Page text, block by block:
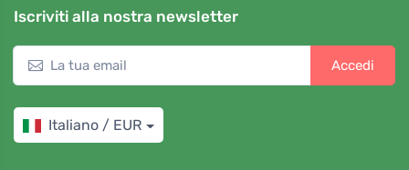
Iscriviti alla nostra newsletter
Accedi
Italiano / EUR